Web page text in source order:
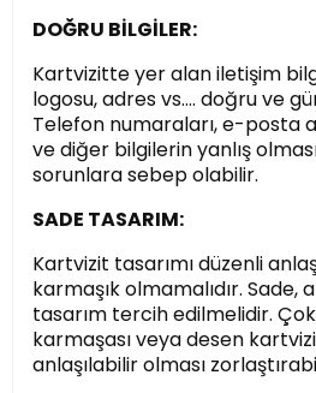
DOĞRU BİLGİLER:
Kartvizitte yer alan iletişim
logosu, adres vs.… doğru ve
Telefon numaraları, e-posta
ve diğer bilgilerin yanlış
sorunlara sebep olabilir.
SADE TASARIM:
Kartvizit tasarımı düzenli
karmaşık olmamalıdır. Sade,
tasarım tercih edilmelidir.
karmaşası veya desen
anlaşılabilir olması